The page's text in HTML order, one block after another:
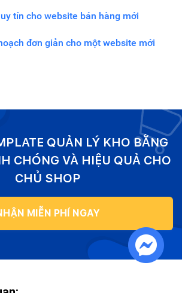
tín cho website bán hàng mới
đơn giản cho một website mới
QUẢN LÝ KHO BẰNG
CHÓNG VÀ HIỆU QUẢ CHO
CHỦ SHOP
MIỄN PHÍ NGAY